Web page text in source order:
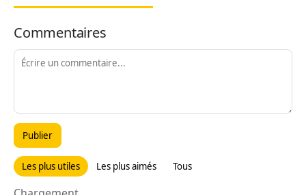
Commentaires
Publier
Les plus utiles Les plus aimés Tous